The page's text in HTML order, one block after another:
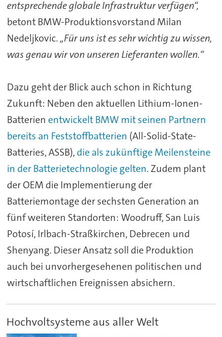
entsprechende globale Infrastruktur verfügen“,
betont BMW-Produktionsvorstand Milan
Nedeljkovic.„Für uns ist es sehr wichtig zu wissen,
was genau wir von unseren Lieferanten wollen.“
Dazu geht der Blick auch schon in Richtung
Zukunft: Neben den aktuellen Lithium-Ionen-
Batterien entwickelt BMW mit seinen Partnern
bereits an Feststoffbatterien (All-Solid-State-
Batteries, ASSB), die als zukünftige Meilensteine
in der Batterietechnologie gelten. Zudem plant
der OEM die Implementierung der
Batteriemontage der sechsten Generation an
fünf weiteren Standorten: Woodruff, San Luis
Potosí, Irlbach-Straßkirchen, Debrecen und
Shenyang. Dieser Ansatz soll die Produktion
auch bei unvorhergesehenen politischen und
wirtschaftlichen Ereignissen absichern.
Hochvoltsysteme aus aller Welt